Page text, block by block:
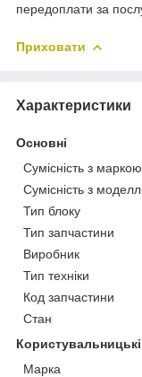
передоплати за
Приховати
Характеристики
Основні
Сумісність з маркою
Сумісність з
Тип блоку
Тип запчастини
Виробник
Тип техніки
Код запчастини
Стан
Марка